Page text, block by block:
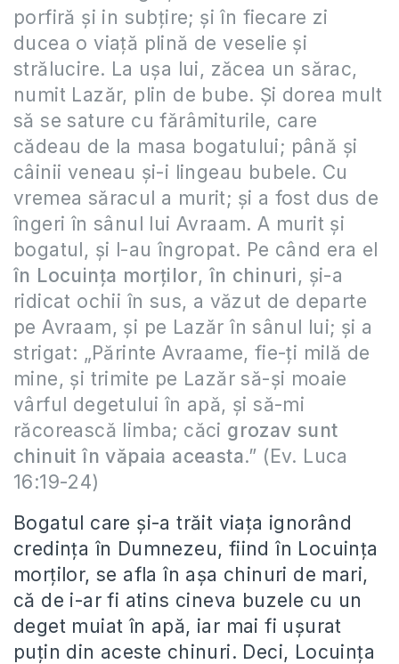
porfiră şi in subţire; şi în fiecare zi
ducea o viaţă plină de veselie şi
strălucire. La uşa lui, zăcea un sărac,
numit Lazăr, plin de bube. Şi dorea mult
să se sature cu fărâmiturile, care
cădeau de la masa bogatului; până şi
câinii veneau şi-i lingeau bubele. Cu
vremea săracul a murit; şi a fost dus de
îngeri în sânul lui Avraam. A murit şi
bogatul, şi l-au îngropat. Pe când era el
în Locuinţa morţilor, în chinuri, şi-a
ridicat ochii în sus, a văzut de departe
pe Avraam, şi pe Lazăr în sânul lui; şi a
strigat: „Părinte Avraame, fie-ţi milă de
mine, şi trimite pe Lazăr să-şi moaie
vârful degetului în apă, şi să-mi
răcorească limba; căci grozav sunt
chinuit în văpaia aceasta.” (Ev. Luca
16:19-24)
Bogatul care şi-a trăit viaţa ignorând
credinţa în Dumnezeu, fiind în Locuinţa
morţilor, se afla în aşa chinuri de mari,
că de i-ar fi atins cineva buzele cu un
deget muiat în apă, iar mai fi uşurat
puţin din aceste chinuri. Deci, Locuinţa